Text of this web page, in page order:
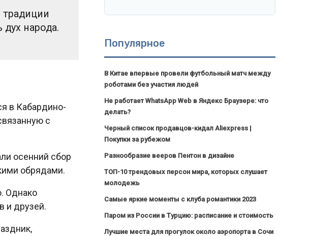
народа.
в Кабардино-
с
осенний сбор
обрядами.
Однако
и друзей.
Популярное
В Китае впервые провели футбольный матч между
роботами без участия людей
Не работает WhatsApp Web в Яндекс Браузере: что
делать?
Черный список продавцов-кидал Aliexpress |
Покупки за рубежом
Разнообразие вееров Пентон в дизайне
ТОП-10 трендовых персон мира, которых слушает
молодежь
Самые яркие моменты с клуба романтики 2023
Паром из России в Турцию: расписание и стоимость
Лучшие места для прогулок около аэропорта в Сочи